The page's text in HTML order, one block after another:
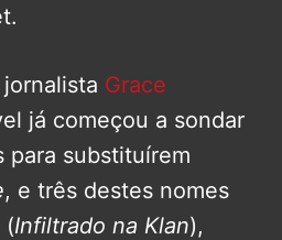
Grace
já começou a sondar
para substituírem
, e três destes nomes
(Infiltrado na Klan),